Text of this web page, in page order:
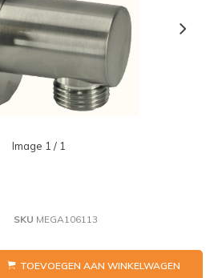
Image 1 / 1
SKU MEGA106113
TOEVOEGEN AAN WINKELWAGEN